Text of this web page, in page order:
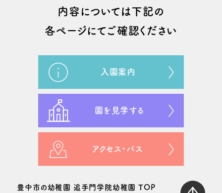
内容については下記の
各ページにてご確認ください
入園案内
園を見学する
アクセス・バス
豊中市の幼稚園 追手門学院幼稚園 TOP